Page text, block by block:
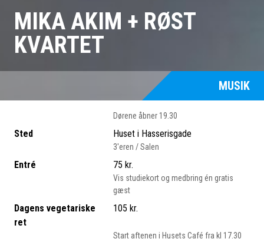
MIKA AKIM + RØST
KVARTET
MUSIK
Dørene åbner 19.30
Sted Huset i Hasserisgade
3'eren / Salen
Entré 75 kr.
Vis studiekort og medbring én gratis
gæst
Dagens vegetariske
ret
105 kr.
Start aftenen i Husets Café fra kl 17.30